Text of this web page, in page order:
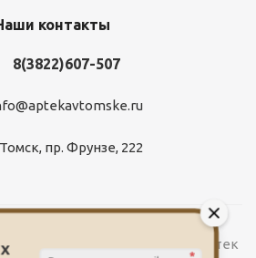
контакты
8(3822)607-507
пр. Фрунзе, 222
и доставки лекарств от сети аптек